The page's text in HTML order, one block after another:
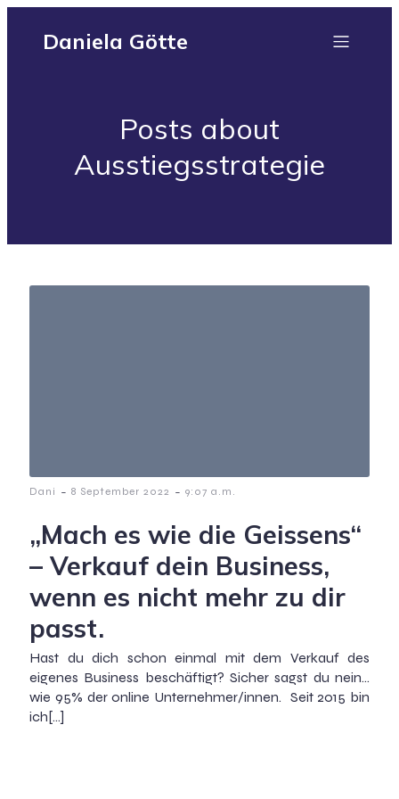
Daniela Götte
Posts about
Ausstiegsstrategie
Dani - 8 September 2022 - 9:07 a.m.
„Mach es wie die Geissens“
– Verkauf dein Business,
wenn es nicht mehr zu dir
passt.
Hast du dich schon einmal mit dem Verkauf des
eigenes Business beschäftigt? Sicher sagst du nein…
wie 95% der online Unternehmer/innen. Seit 2015 bin
ich[…]